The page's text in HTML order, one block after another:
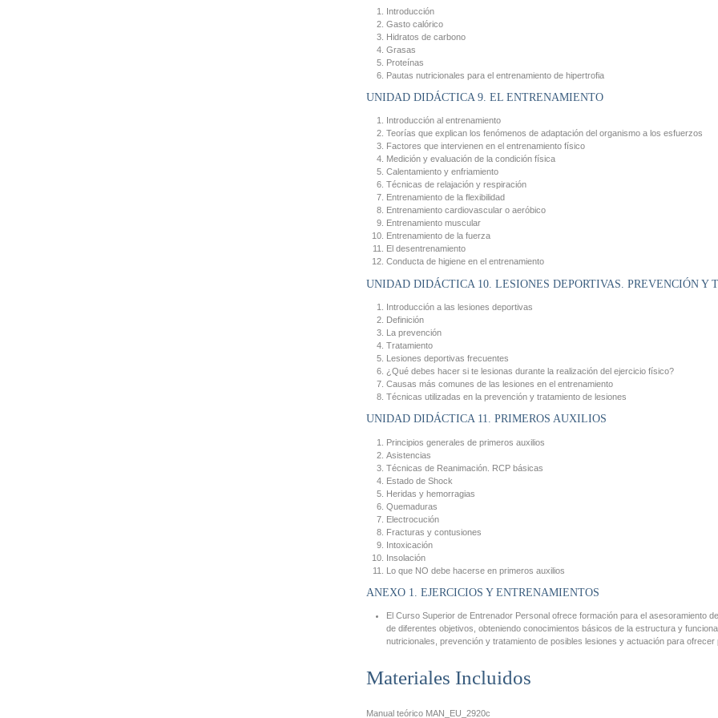
Introducción
Gasto calórico
Hidratos de carbono
Grasas
Proteínas
Pautas nutricionales para el entrenamiento de hipertrofia
UNIDAD DIDÁCTICA 9. EL ENTRENAMIENTO
Introducción al entrenamiento
Teorías que explican los fenómenos de adaptación del organismo a los esfuerzos
Factores que intervienen en el entrenamiento físico
Medición y evaluación de la condición física
Calentamiento y enfriamiento
Técnicas de relajación y respiración
Entrenamiento de la flexibilidad
Entrenamiento cardiovascular o aeróbico
Entrenamiento muscular
Entrenamiento de la fuerza
El desentrenamiento
Conducta de higiene en el entrenamiento
UNIDAD DIDÁCTICA 10. LESIONES DEPORTIVAS. PREVENCIÓN Y
Introducción a las lesiones deportivas
Definición
La prevención
Tratamiento
Lesiones deportivas frecuentes
¿Qué debes hacer si te lesionas durante la realización del ejercicio físico?
Causas más comunes de las lesiones en el entrenamiento
Técnicas utilizadas en la prevención y tratamiento de lesiones
UNIDAD DIDÁCTICA 11. PRIMEROS AUXILIOS
Principios generales de primeros auxilios
Asistencias
Técnicas de Reanimación. RCP básicas
Estado de Shock
Heridas y hemorragias
Quemaduras
Electrocución
Fracturas y contusiones
Intoxicación
Insolación
Lo que NO debe hacerse en primeros auxilios
ANEXO 1. EJERCICIOS Y ENTRENAMIENTOS
El Curso Superior de Entrenador Personal ofrece formación para el asesoramiento
de diferentes objetivos, obteniendo conocimientos básicos de la estructura y
nutricionales, prevención y tratamiento de posibles lesiones y actuación para ofrecer
Materiales Incluidos
Manual teórico MAN_EU_2920c